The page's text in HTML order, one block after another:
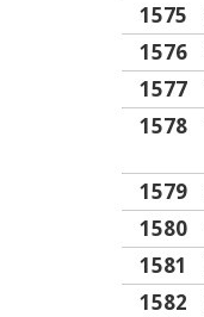
1575
1576
1577
1578
1579
1580
1581
1582